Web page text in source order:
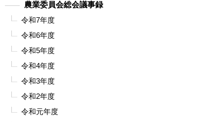
農業委員会総会議事録
令和7年度
令和6年度
令和5年度
令和4年度
令和3年度
令和2年度
令和元年度